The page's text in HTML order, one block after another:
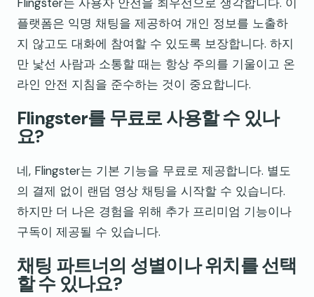
플랫폼은 익명 채팅을 제공하여 개인 정보를 노출하
지 않고도 대화에 참여할 수 있도록 보장합니다. 하지
만 낯선 사람과 소통할 때는 항상 주의를 기울이고 온
라인 안전 지침을 준수하는 것이 중요합니다.
Flingster를 무료로 사용할 수 있나
요?
네, Flingster는 기본 기능을 무료로 제공합니다. 별도
의 결제 없이 랜덤 영상 채팅을 시작할 수 있습니다.
하지만 더 나은 경험을 위해 추가 프리미엄 기능이나
구독이 제공될 수 있습니다.
채팅 파트너의 성별이나 위치를 선택
할 수 있나요?